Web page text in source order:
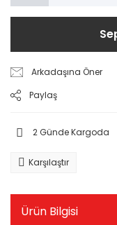
Arkadaşına Öner
Paylaş
2 Günde Kargoda
Karşılaştır
Ürün Bilgisi